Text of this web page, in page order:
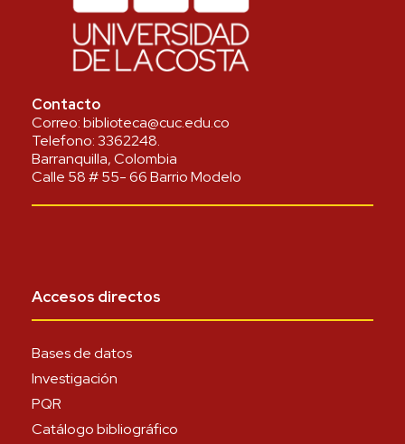
Contacto
Correo:biblioteca@cuc.edu.co
Telefono:3362248.
Barranquilla, Colombia
Calle 58 # 55- 66 Barrio Modelo
Accesos directos
Bases de datos
Investigación
PQR
Catálogo bibliográfico